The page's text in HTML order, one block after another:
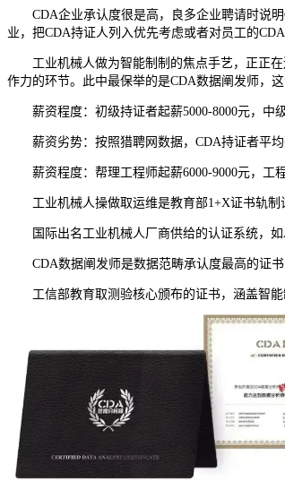
CDA企业承认度很是高，良多企业聘请时说明
业，把CDA持证人列入优先考虑或者对员工的CDA
工业机械人做为智能制制的焦点手艺，正正在
作力的环节。此中最保举的是CDA数据阐发师，
薪资程度：初级持证者起薪5000-8000元，中级
薪资劣势：按照猎聘网数据，CDA持证者平均
薪资程度：帮理工程师起薪6000-9000元，工程
工业机械人操做取运维是教育部1+X证书轨制
国际出名工业机械人厂商供给的认证系统，如
CDA数据阐发师是数据范畴承认度最高的证书
工信部教育取测验核心颁布的证书，涵盖智能